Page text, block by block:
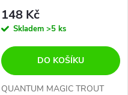
148 Kč
Skladem >5 ks
DO KOŠÍKU
QUANTUM MAGIC TROUT